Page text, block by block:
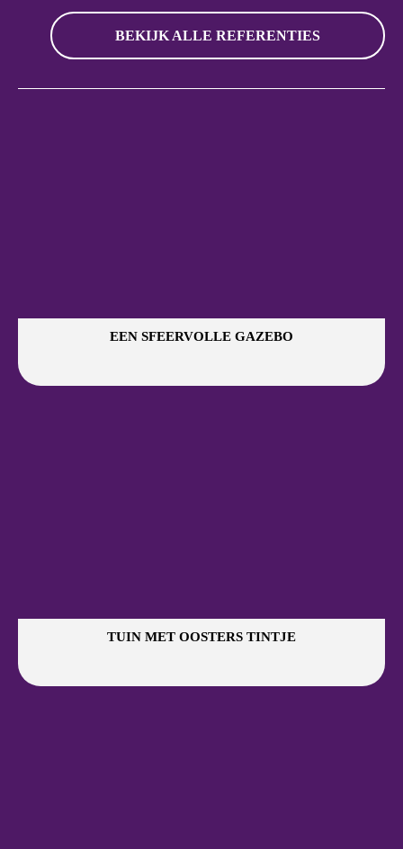
BEKIJK ALLE REFERENTIES
EEN SFEERVOLLE GAZEBO
TUIN MET OOSTERS TINTJE